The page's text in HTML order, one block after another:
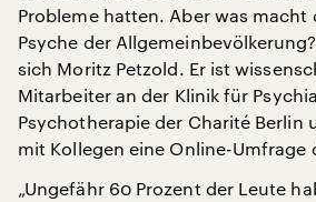
Probleme hatten. Aber was macht
Psyche der
sich Moritz Petzold. Er ist
Mitarbeiter an der Klinik für
Psychotherapie der Charité Berlin
mit Kollegen eine Online-
„Ungefähr 60 Prozent der Leute